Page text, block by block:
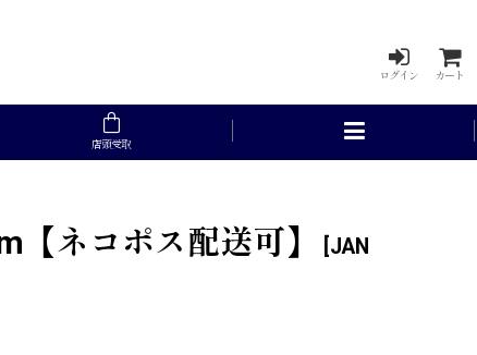
ログイン カート
店頭受取
ネコポス配送可】
JAN